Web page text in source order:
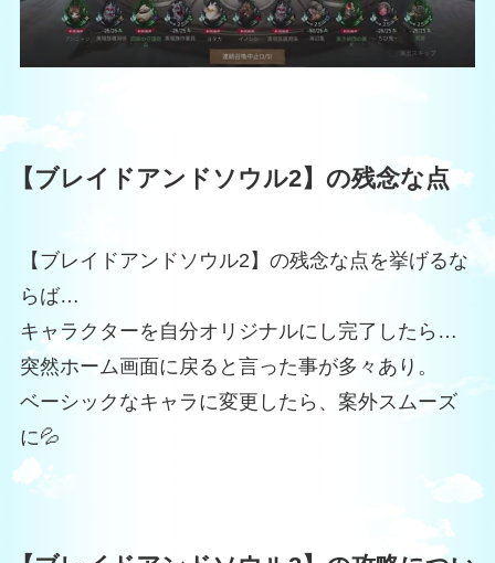
【ブレイドアンドソウル2】の残念な点
【ブレイドアンドソウル2】の残念な点を挙げるな
らば…
キャラクターを自分オリジナルにし完了したら…
突然ホーム画面に戻ると言った事が多々あり。
ベーシックなキャラに変更したら、案外スムーズ
に💦